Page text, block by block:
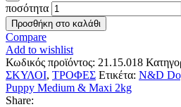
ποσότητα
Προσθήκη στο καλάθι
Compare
Add to wishlist
Κωδικός προϊόντος: 21.15.018
ΣΚΥΛΟΙ, ΤΡΟΦΕΣ Ετικέτα: N&D
Puppy Medium & Maxi 2kg
Share: